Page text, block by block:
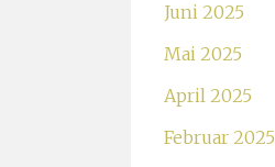
Juni 2025
Mai 2025
April 2025
Februar 2025